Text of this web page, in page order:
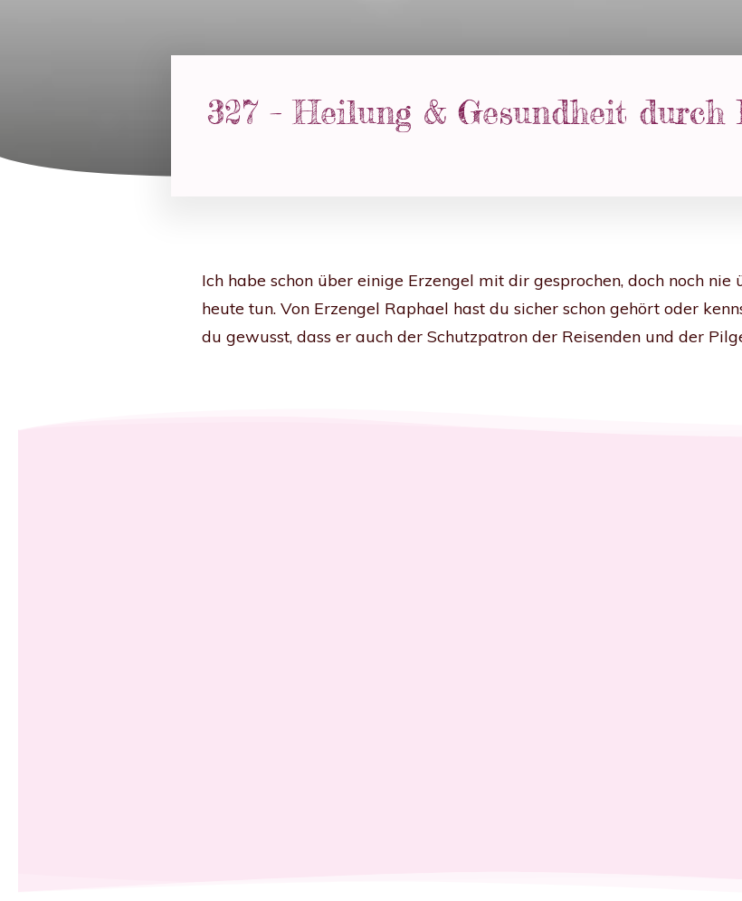
327 – Heilung & Gesundheit
Ich habe schon über einige Erzengel mit dir gesprochen, doch noch
heute tun. Von Erzengel Raphael hast du sicher schon gehört oder
du gewusst, dass er auch der Schutzpatron der Reisenden und der